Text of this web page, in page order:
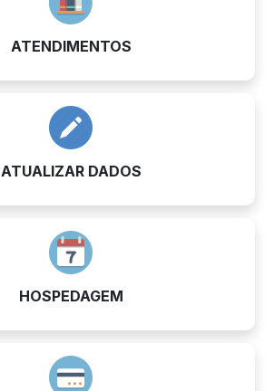
ATENDIMENTOS
ATUALIZAR DADOS
HOSPEDAGEM